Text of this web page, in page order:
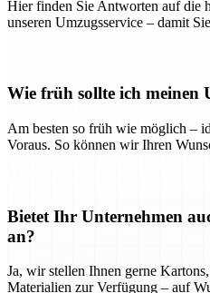
Hier finden Sie Antworten auf die
unseren Umzugsservice – damit
Wie früh sollte ich meinen
Am besten so früh wie möglich –
Voraus. So können wir Ihren
Bietet Ihr Unternehmen
an?
Ja, wir stellen Ihnen gerne
Materialien zur Verfügung – auf